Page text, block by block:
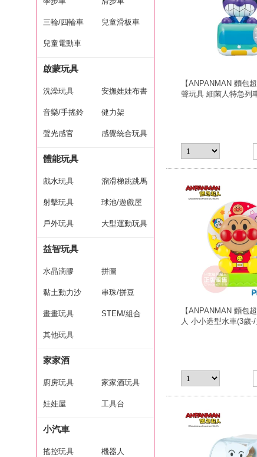
三輪/四輪車 兒童滑板車
兒童電動車
啟蒙玩具
洗澡玩具 安撫娃娃布書
音樂/手搖鈴 健力架
聲光感官 感覺統合玩具
體能玩具
戲水玩具 溜滑梯跳跳馬
射擊玩具 球池/遊戲屋
戶外玩具 大型運動玩具
益智玩具
水晶滴膠 拼圖
黏土動力沙 串珠/拼豆
畫畫玩具 STEM/組合
其他玩具
家家酒
廚房玩具 家家酒玩具
娃娃屋 工具台
小汽車
搖控玩具 機器人
【ANPANMAN 麵包
聲玩具 細菌人特急列
【ANPANMAN 麵包
人 小小造型水車(3歲